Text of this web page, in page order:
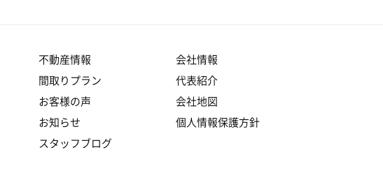
不動産情報
間取りプラン
お客様の声
お知らせ
スタッフブログ
会社情報
代表紹介
会社地図
個人情報保護方針